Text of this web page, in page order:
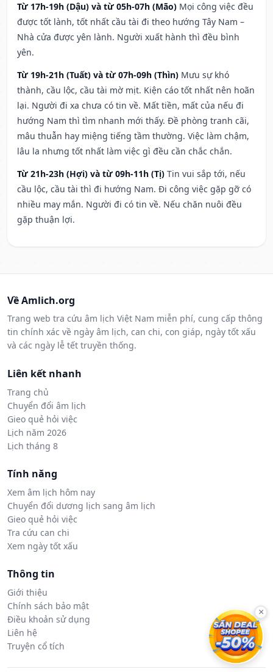
Từ 17h-19h (Dậu) và từ 05h-07h (Mão) Mọi công việc đều
được tốt lành, tốt nhất cầu tài đi theo hướng Tây Nam –
Nhà cửa được yên lành. Người xuất hành thì đều bình
yên.
Từ 19h-21h (Tuất) và từ 07h-09h (Thìn) Mưu sự khó
thành, cầu lộc, cầu tài mờ mịt. Kiện cáo tốt nhất nên hoãn
lại. Người đi xa chưa có tin về. Mất tiền, mất của nếu đi
hướng Nam thì tìm nhanh mới thấy. Đề phòng tranh cãi,
mâu thuẫn hay miệng tiếng tầm thường. Việc làm chậm,
lâu la nhưng tốt nhất làm việc gì đều cần chắc chắn.
Từ 21h-23h (Hợi) và từ 09h-11h (Tị) Tin vui sắp tới, nếu
cầu lộc, cầu tài thì đi hướng Nam. Đi công việc gặp gỡ có
nhiều may mắn. Người đi có tin về. Nếu chăn nuôi đều
gặp thuận lợi.
Về Amlich.org
Trang web tra cứu âm lịch Việt Nam miễn phí, cung cấp thông
tin chính xác về ngày âm lịch, can chi, con giáp, ngày tốt xấu
và các ngày lễ tết truyền thống.
Liên kết nhanh
Trang chủ
Chuyển đổi âm lịch
Gieo quẻ hỏi việc
Lịch năm 2026
Lịch tháng 8
Tính năng
Xem âm lịch hôm nay
Chuyển đổi dương lịch sang âm lịch
Gieo quẻ hỏi việc
Tra cứu can chi
Xem ngày tốt xấu
Thông tin
Giới thiệu
Chính sách bảo mật
Điều khoản sử dụng
Liên hệ
Truyện cổ tích
×